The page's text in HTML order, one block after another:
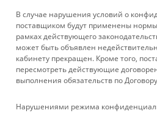
КОМПАНИЯ
ИНФОРМАЦИЯ
ПОМОЩЬ
В случае нарушения условий о
поставщиком будут применены нормы
рамках действующего
может быть объявлен
кабинету прекращен. Кроме того,
пересмотреть действующие
выполнения обязательств по
Нарушениями режима